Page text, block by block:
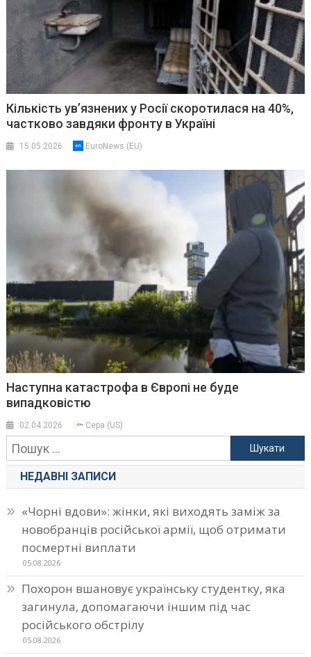
Кількість ув’язнених у Росії скоротилася на 40%,
частково завдяки фронту в Україні
15.05.2026 EuroNews (EU)
Наступна катастрофа в Європі не буде
випадковістю
02.04.2026 Cepa (US)
Пошук:
НЕДАВНІ ЗАПИСИ
«Чорні вдови»: жінки, які виходять заміж за
новобранців російської армії, щоб отримати
посмертні виплати
05.08.2026
Похорон вшановує українську студентку, яка
загинула, допомагаючи іншим під час
російського обстрілу
05.08.2026